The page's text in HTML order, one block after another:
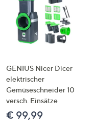
GENIUS Nicer Dicer
elektrischer
Gemüseschneider 10
versch. Einsätze
€ 99,99